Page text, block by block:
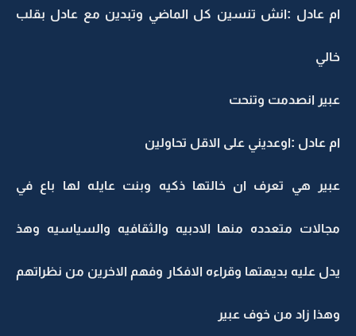
ام عادل :انش تنسين كل الماضي وتبدين مع عادل بقلب
خالي
عبير انصدمت وتنحت
ام عادل :اوعديني على الاقل تحاولين
عبير هي تعرف ان خالتها ذكيه وبنت عايله لها باع في
مجالات متعدده منها الادبيه والثقافيه والسياسيه وهذ
يدل عليه بديهتها وقراءه الافكار وفهم الاخرين من نظراتهم
وهذا زاد من خوف عبير